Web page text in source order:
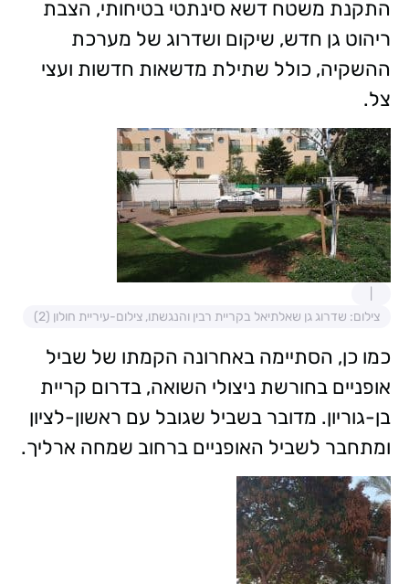
התקנת משטח דשא סינתטי בטיחותי, הצבת
ריהוט גן חדש, שיקום ושדרוג של מערכת
ההשקיה, כולל שתילת מדשאות חדשות ועצי
צל.
צילום: שדרוג גן שאלתיאל בקריית רבין והנגשתו, צילום-עיריית חולון (2)
כמו כן, הסתיימה באחרונה הקמתו של שביל
אופניים בחורשת ניצולי השואה, בדרום קריית
בן-גוריון. מדובר בשביל שגובל עם ראשון-לציון
ומתחבר לשביל האופניים ברחוב שמחה ארליך.